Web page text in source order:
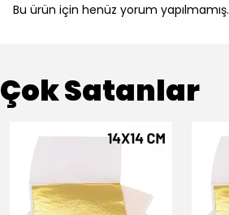
Bu ürün için henüz yorum yapılmamış.
Çok Satanlar